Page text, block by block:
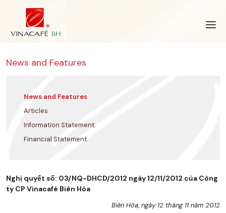
News and Features
News and Features
Articles
Information Statement
Financial Statement
Nghị quyết số: 03/NQ-DHCD/2012 ngày 12/11/2012 của Công
ty CP Vinacafé Biên Hòa
Biên Hòa, ngày 12 tháng 11 năm 2012